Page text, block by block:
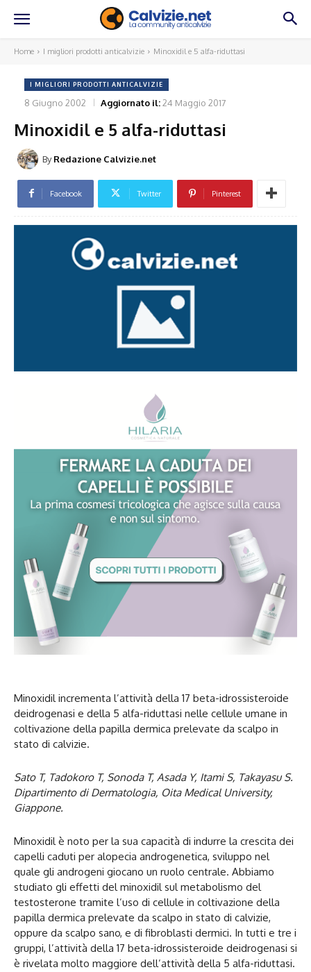
Home I migliori prodotti anticalvizie Minoxidil e 5 alfa-riduttasi
I MIGLIORI PRODOTTI ANTICALVIZIE
8 Giugno 2002 Aggiornato il:24 Maggio 2017
Minoxidil e 5 alfa-riduttasi
By Redazione Calvizie.net
Facebook Twitter Pinterest
Minoxidil incrementa l’attività della 17 beta-idrossisteroide
deidrogenasi e della 5 alfa-riduttasi nelle cellule umane in
coltivazione della papilla dermica prelevate da scalpo in
stato di calvizie.
Sato T, Tadokoro T, Sonoda T, Asada Y, Itami S, Takayasu S.
Dipartimento di Dermatologia, Oita Medical University,
Giappone.
Minoxidil è noto per la sua capacità di indurre la crescita dei
capelli caduti per alopecia androgenetica, sviluppo nel
quale gli androgeni giocano un ruolo centrale. Abbiamo
studiato gli effetti del minoxidil sul metabolismo del
testosterone tramite l’uso di cellule in coltivazione della
papilla dermica prelevate da scalpo in stato di calvizie,
oppure da scalpo sano, e di fibroblasti dermici. In tutti e tre i
gruppi, l’attività della 17 beta-idrossisteroide deidrogenasi si
è rivelata molto maggiore dell’attività della 5 alfa-riduttasi.